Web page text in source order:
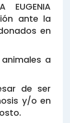
EUGENIA
ante la
en
a
de ser
y/o en